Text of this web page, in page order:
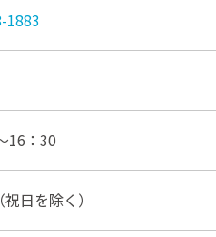
1883
16：30
日を除く）